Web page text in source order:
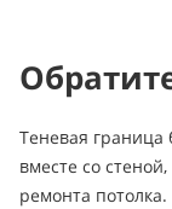
Теневая граница
вместе со
ремонта потолка.